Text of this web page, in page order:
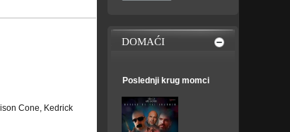
Cone, Kedrick
DOMAĆI
Poslednji krug momci